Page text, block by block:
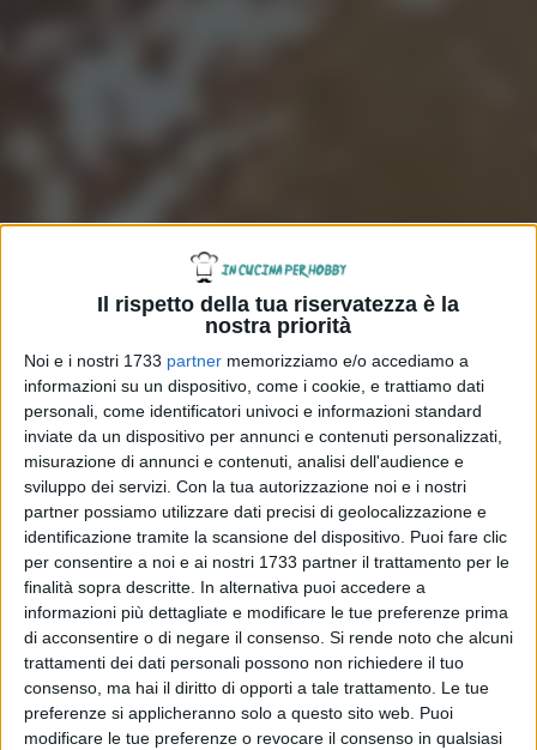
Il rispetto della tua riservatezza è la
nostra priorità
Noi e i nostri 1733 partner memorizziamo e/o accediamo a
informazioni su un dispositivo, come i cookie, e trattiamo dati
personali, come identificatori univoci e informazioni standard
inviate da un dispositivo per annunci e contenuti personalizzati,
misurazione di annunci e contenuti, analisi dell'audience e
sviluppo dei servizi. Con la tua autorizzazione noi e i nostri
partner possiamo utilizzare dati precisi di geolocalizzazione e
identificazione tramite la scansione del dispositivo. Puoi fare clic
per consentire a noi e ai nostri 1733 partner il trattamento per le
finalità sopra descritte. In alternativa puoi accedere a
informazioni più dettagliate e modificare le tue preferenze prima
di acconsentire o di negare il consenso. Si rende noto che alcuni
trattamenti dei dati personali possono non richiedere il tuo
consenso, ma hai il diritto di opporti a tale trattamento. Le tue
preferenze si applicheranno solo a questo sito web. Puoi
modificare le tue preferenze o revocare il consenso in qualsiasi